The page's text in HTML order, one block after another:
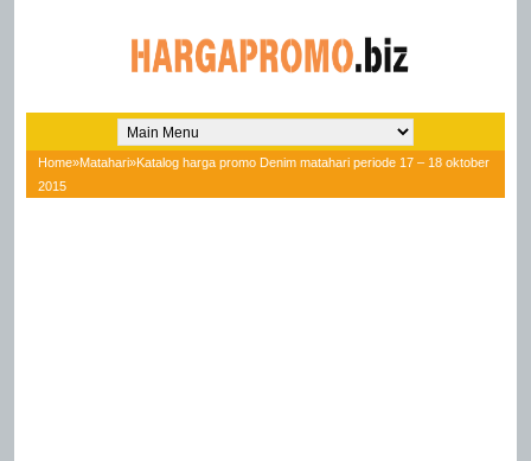
Home»Matahari»Katalog harga promo Denim matahari periode 17 – 18 oktober
2015